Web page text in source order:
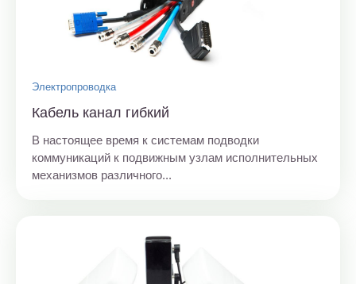
Электропроводка
Кабель канал гибкий
В настоящее время к системам подводки
коммуникаций к подвижным узлам исполнительных
механизмов различного...